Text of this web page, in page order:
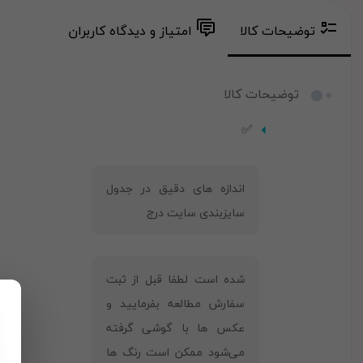
توضیحات کالا امتیاز و دیدگاه کاربران
توضیحات کالا
✅
‎اندازه های دقیق در جدول
سایزبندی سایت درج
شده است لطفا قبل از ثبت
سفارش مطالعه بفرمایید و
عکس ها با گوشی گرفته
می‌شود ممکن است رنگ ها